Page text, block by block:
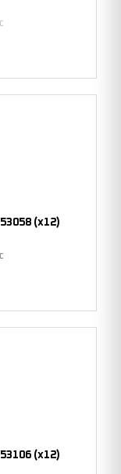
(x12)
(x12)